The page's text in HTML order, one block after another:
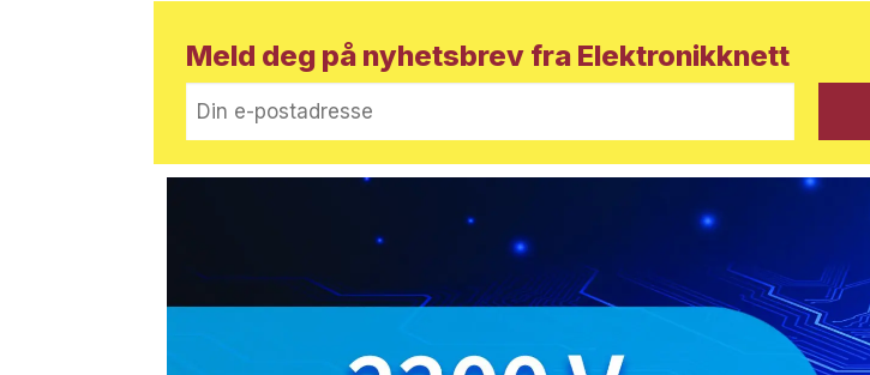
Meld deg på nyhetsbrev fra Elektronikknett